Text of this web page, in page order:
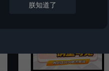
朕知道了